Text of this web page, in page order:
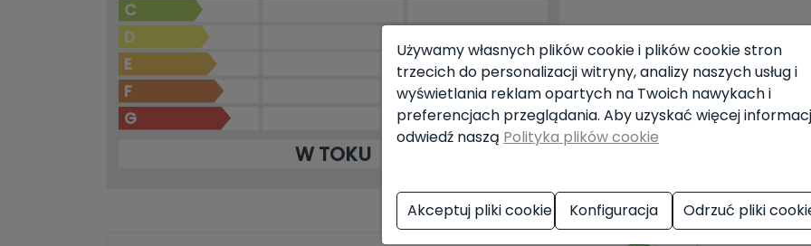
C
D
E
F
G
W TOKU
Używamy własnych plików cookie i plików cookie stron
trzecich do personalizacji witryny, analizy naszych usług i
wyświetlania reklam opartych na Twoich nawykach i
preferencjach przeglądania. Aby uzyskać więcej
odwiedź naszą Polityka plików cookie
Akceptuj pliki cookie Konfiguracja Odrzuć pliki